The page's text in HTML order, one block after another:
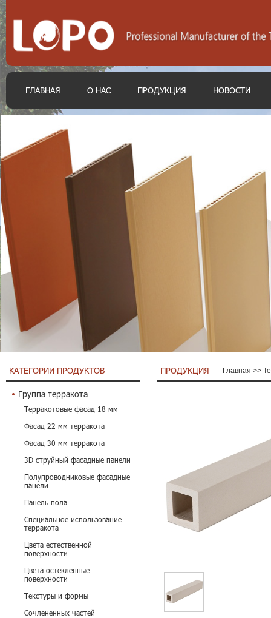
ГЛАВНАЯ О НАС ПРОДУКЦИЯ НОВОСТИ
КАТЕГОРИИ ПРОДУКТОВ
Группа терракота
Терракотовые фасад 18 мм
Фасад 22 мм терракота
Фасад 30 мм терракота
3D струйный фасадные панели
Полупроводниковые фасадные
панели
Панель пола
Специальное использование
терракота
Цвета естественной
поверхности
Цвета остекленные
поверхности
Текстуры и формы
Сочлененных частей
ПРОДУКЦИЯ Главная >>